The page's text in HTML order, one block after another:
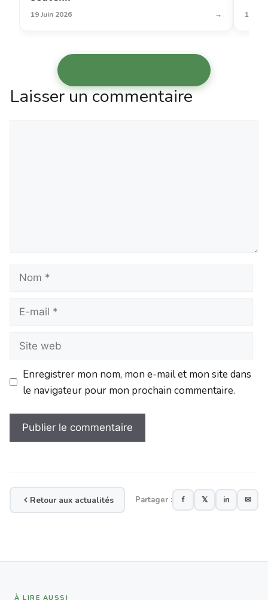
19 Juin 2026 → 12
Laisser un commentaire
Enregistrer mon nom, mon e-mail et mon site dans
le navigateur pour mon prochain commentaire.
Retour aux actualités Partager : f 𝕏 in ✉
À LIRE AUSSI